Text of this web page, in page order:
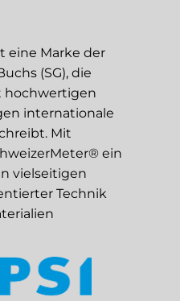
eine Marke der
(SG), die
hochwertigen
internationale
Mit
ein
vielseitigen
Technik